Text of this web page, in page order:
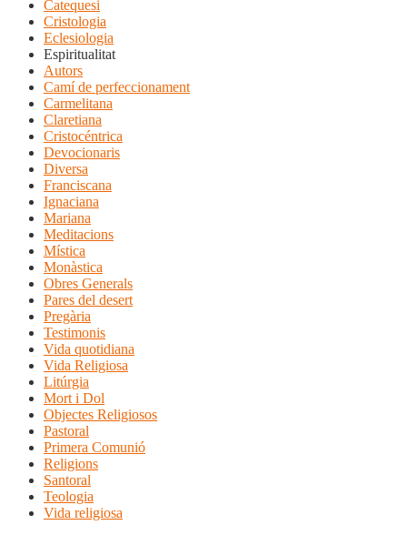
Catequesi
Cristologia
Eclesiologia
Espiritualitat
Autors
Camí de perfeccionament
Carmelitana
Claretiana
Cristocéntrica
Devocionaris
Diversa
Franciscana
Ignaciana
Mariana
Meditacions
Mística
Monàstica
Obres Generals
Pares del desert
Pregària
Testimonis
Vida quotidiana
Vida Religiosa
Litúrgia
Mort i Dol
Objectes Religiosos
Pastoral
Primera Comunió
Religions
Santoral
Teologia
Vida religiosa